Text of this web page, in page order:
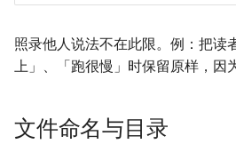
照录他人说法不在此限。例：把读
上」、「跑很慢」时保留原样，因
文件命名与目录